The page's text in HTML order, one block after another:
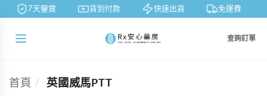
7天鑒賞 貨到付款 快速出貨 免運費
查詢訂單
首頁 / 英國威馬PTT